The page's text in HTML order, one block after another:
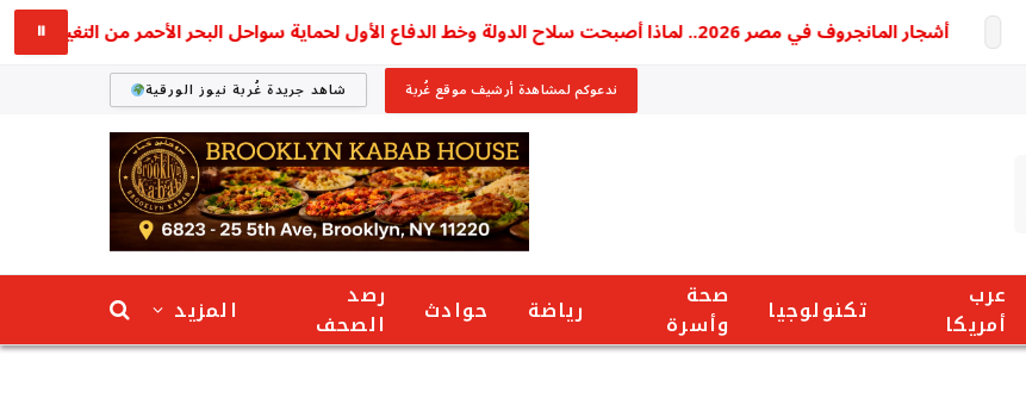
أشجار المانجروف في مصر 2026.. لماذا أصبحت سلاح الدولة وخط الدفاع الأول لحماية سواحل البحر الأحمر من التغيرات المناخية؟ ⏸
ندعوكم لمشاهدة أرشيف موقع غُربة شاهد جريدة غُربة نيوز الورقية
عرب
أمريكا
تكنولوجيا
صحة
وأسرة
رياضة حوادث
رصد
الصحف
المزيد